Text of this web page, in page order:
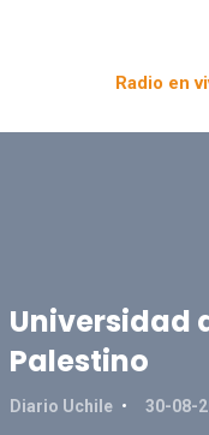
Radio en
Universidad
Palestino
Diario Uchile 30-08-